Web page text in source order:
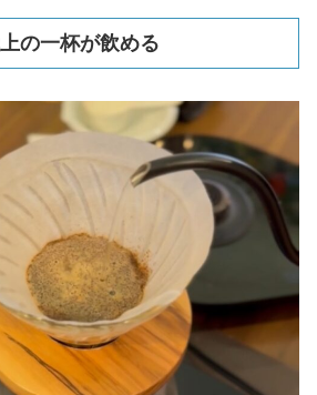
の一杯が飲める